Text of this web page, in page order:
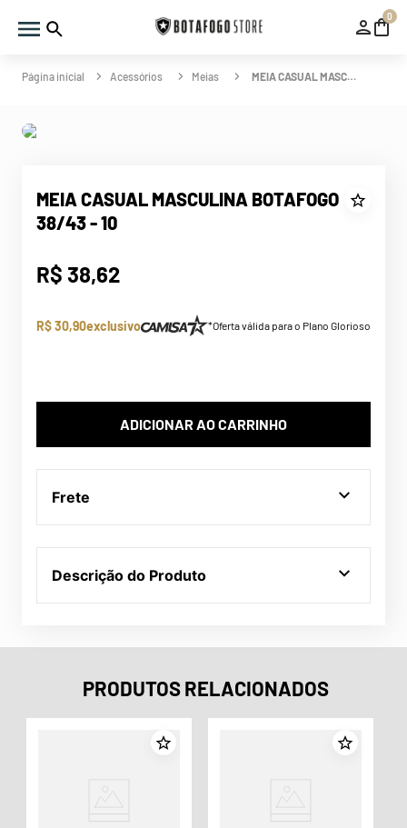
0
Acessórios Meias MEIA CASUAL MASCULINA BOTAFOGO 38/43 - 10
MEIA CASUAL MASCULINA BOTAFOGO
38/43 - 10
R$ 38,62
R$ 30,90exclusivo *Oferta válida para o Plano Glorioso
ADICIONAR AO CARRINHO
Frete
Descrição do Produto
PRODUTOS RELACIONADOS